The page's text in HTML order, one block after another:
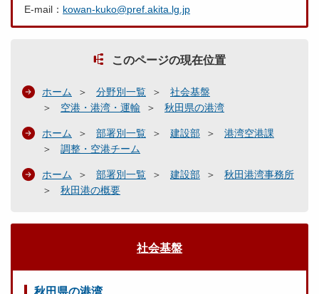
E-mail： kowan-kuko@pref.akita.lg.jp
このページの現在位置
ホーム 分野別一覧
社会基盤
空港・港湾・運輸
秋田県の港湾
ホーム 部署別一覧 建設部
港湾空港課
調整・空港チーム
ホーム 部署別一覧 建設部
秋田港湾事務所
秋田港の概要
社会基盤
秋田県の港湾